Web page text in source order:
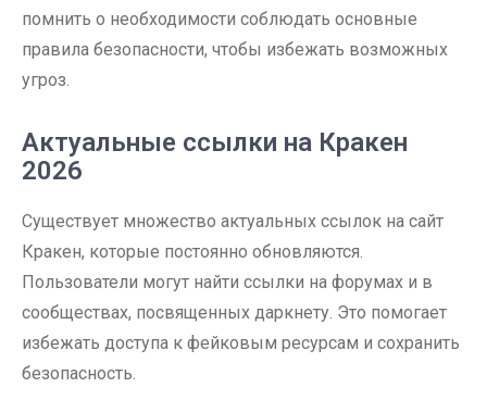
помнить о необходимости соблюдать основные
правила безопасности, чтобы избежать возможных
угроз.
Актуальные ссылки на Кракен
2026
Существует множество актуальных ссылок на сайт
Кракен, которые постоянно обновляются.
Пользователи могут найти ссылки на форумах и в
сообществах, посвященных даркнету. Это помогает
избежать доступа к фейковым ресурсам и сохранить
безопасность.